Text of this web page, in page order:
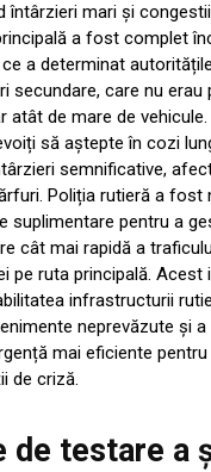
întârzieri mari și
a fost complet
a determinat
secundare, care nu erau
atât de mare de
să aștepte în cozi
semnificative,
Poliția rutieră a fost
suplimentare pentru a
cât mai rapidă a
pe ruta principală. Acest
infrastructurii
neprevăzute și
mai eficiente
de criză.
de testare a